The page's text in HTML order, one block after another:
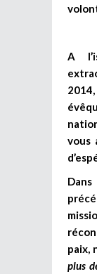
A
vous
paix,
plus